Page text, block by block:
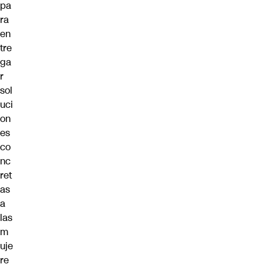
pa
ra
en
tre
ga
r
sol
uci
on
es
co
nc
ret
as
a
las
m
uje
re